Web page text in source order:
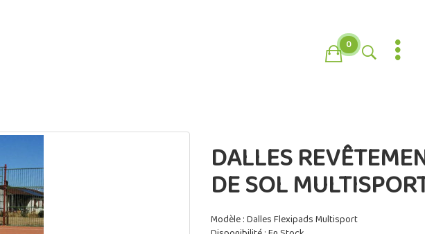
0
DALLES
DE SOL
Modèle : Dalles Flexipads Multisport